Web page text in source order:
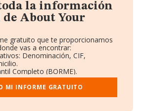
la información
About Your
gratuito que te proporcionamos
vas a encontrar:
Denominación, CIF,
Completo (BORME).
Ventas y Empleados.
y Administradores.
MI INFORME GRATUITO